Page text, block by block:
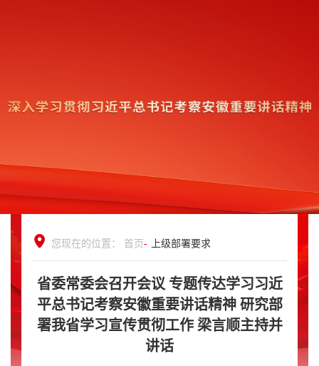
您现在的位置： 首页- 上级部署要求
省委常委会召开会议 专题传达学习习近
平总书记考察安徽重要讲话精神 研究部
署我省学习宣传贯彻工作 梁言顺主持并
讲话